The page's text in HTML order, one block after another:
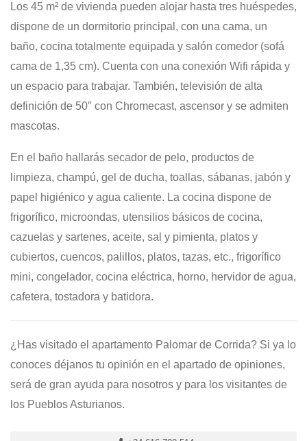
Los 45 m² de vivienda pueden alojar hasta tres huéspedes,
dispone de un dormitorio principal, con una cama, un
baño, cocina totalmente equipada y salón comedor (sofá
cama de 1,35 cm). Cuenta con una conexión Wifi rápida y
un espacio para trabajar. También, televisión de alta
definición de 50″ con Chromecast, ascensor y se admiten
mascotas.
En el baño hallarás secador de pelo, productos de
limpieza, champú, gel de ducha, toallas, sábanas, jabón y
papel higiénico y agua caliente. La cocina dispone de
frigorífico, microondas, utensilios básicos de cocina,
cazuelas y sartenes, aceite, sal y pimienta, platos y
cubiertos, cuencos, palillos, platos, tazas, etc., frigorífico
mini, congelador, cocina eléctrica, horno, hervidor de agua,
cafetera, tostadora y batidora.
¿Has visitado el apartamento Palomar de Corrida? Si ya lo
conoces déjanos tu opinión en el apartado de opiniones,
será de gran ayuda para nosotros y para los visitantes de
los Pueblos Asturianos.